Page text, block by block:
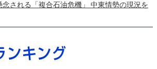
念される「複合石油危機」 中東情勢の現況を